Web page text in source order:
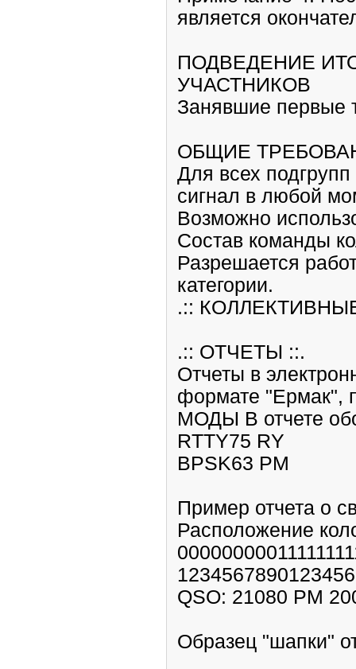
является
ПОДВЕДЕНИЕ
УЧАСТНИКОВ
Занявшие первые
ОБЩИЕ
Для всех
сигнал в любой
Возможно
Состав команды
Разрешается
категории.
.::
.:: ОТЧЕТЫ ::.
Отчеты в
формате "Ермак",
МОДЫ В отчете
RTTY75 RY
BPSK63 РМ
Пример отчета о
Расположение
QSO: 21080 PM
Образец "шапки"